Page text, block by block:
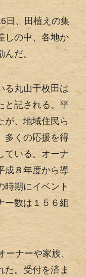
日、田植えの集
しの中、各地か
だ。
る丸山千枚田は
と記される。平
が、地域住民ら
多くの応援を得
ている。オーナ
成８年度から導
時期にイベント
ー数は１５６組
ナーや家族、
た。受付を済ま